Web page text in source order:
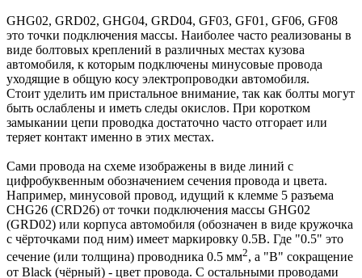
GHG02, GRD02, GHG04, GRD04, GF03, GF01, GF06, GF08
это точки подключения массы. Наиболее часто реализованы в
виде болтовых креплений в различных местах кузова
автомобиля, к которым подключены минусовые провода
уходящие в общую косу электропроводки автомобиля.
Стоит уделить им пристальное внимание, так как болты могут
быть ослаблены и иметь следы окислов. При коротком
замыкании цепи проводка достаточно часто отгорает или
теряет контакт именно в этих местах.
Сами провода на схеме изображены в виде линий с
цифробуквенным обозначением сечения провода и цвета.
Например, минусовой провод, идущий к клемме 5 разъема
CHG26 (CRD26) от точки подключения массы GHG02
(GRD02) или корпуса автомобиля (обозначен в виде кружочка
с чёрточками под ним) имеет маркировку 0.5B. Где "0.5" это
сечение (или толщина) проводника 0.5 мм2, а "B" сокращение
от Black (чёрный) - цвет провода. С остальными проводами